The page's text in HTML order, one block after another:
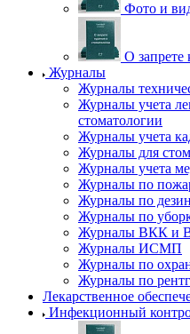
Фото и
О запрете
Журналы
Журналы
Журналы учета
стоматологии
Журналы учета
Журналы для
Журналы учета
Журналы по
Журналы по
Журналы по
Журналы ВКК и
Журналы ИСМП
Журналы по
Журналы по
Лекарственное
Инфекционный